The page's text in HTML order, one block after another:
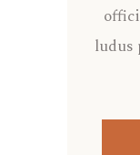
ludus